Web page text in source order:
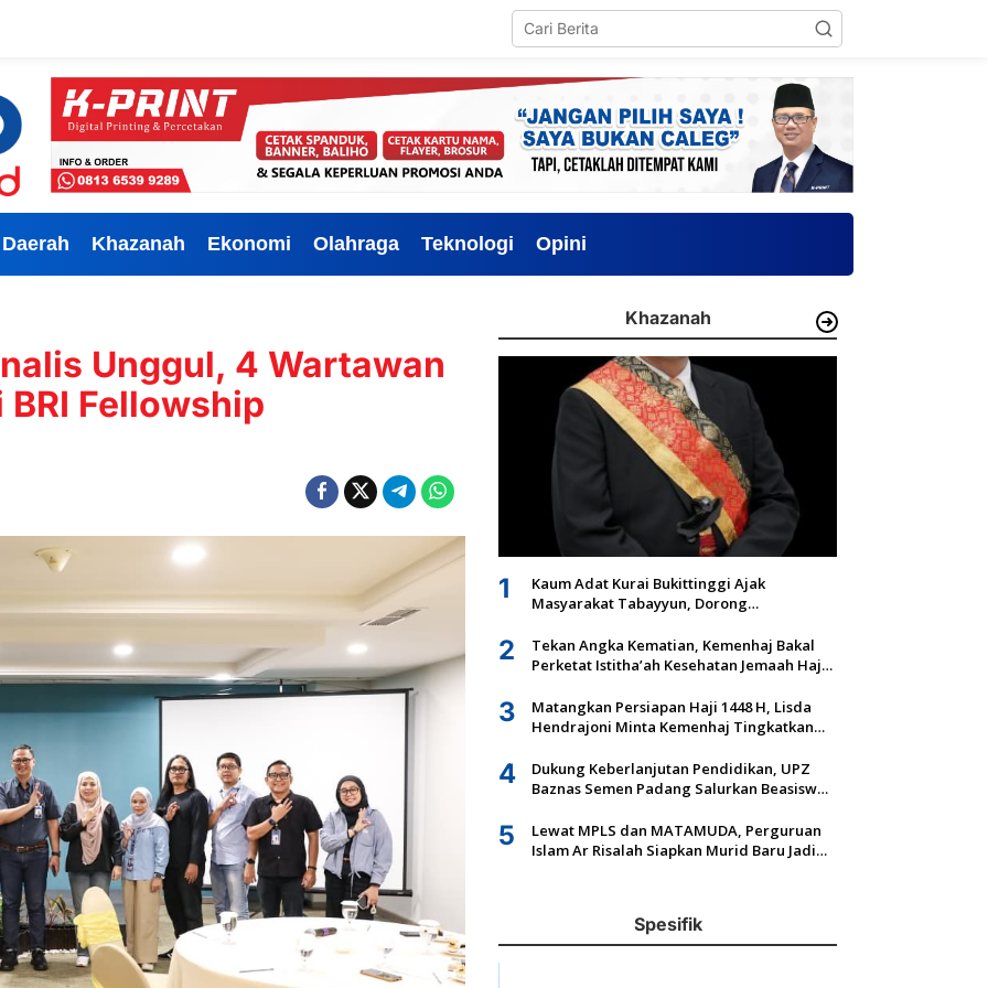
Daerah Khazanah Ekonomi Olahraga Teknologi Opini
Unggul, 4 Wartawan
Fellowship
Khazanah
1
Kaum Adat Kurai Bukittinggi Ajak
Masyarakat Tabayyun, Dorong
Ulayat
2
Tekan Angka Kematian, Kemenhaj Bakal
Perketat Istitha’ah Kesehatan Jemaah Haji
3
Matangkan Persiapan Haji 1448 H, Lisda
Hendrajoni Minta Kemenhaj Tingkatkan
4
Dukung Keberlanjutan Pendidikan, UPZ
Baznas Semen Padang Salurkan Beasiswa
5
Lewat MPLS dan MATAMUDA, Perguruan
Islam Ar Risalah Siapkan Murid Baru Jadi
Spesifik